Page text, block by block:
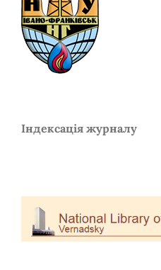
Індексація журналу